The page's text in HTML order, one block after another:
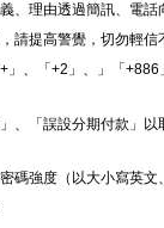
、理由透過簡訊、電話
請提高警覺，切勿輕
」、「+2」、」「
、「誤設分期付款」
碼強度（以大小寫英